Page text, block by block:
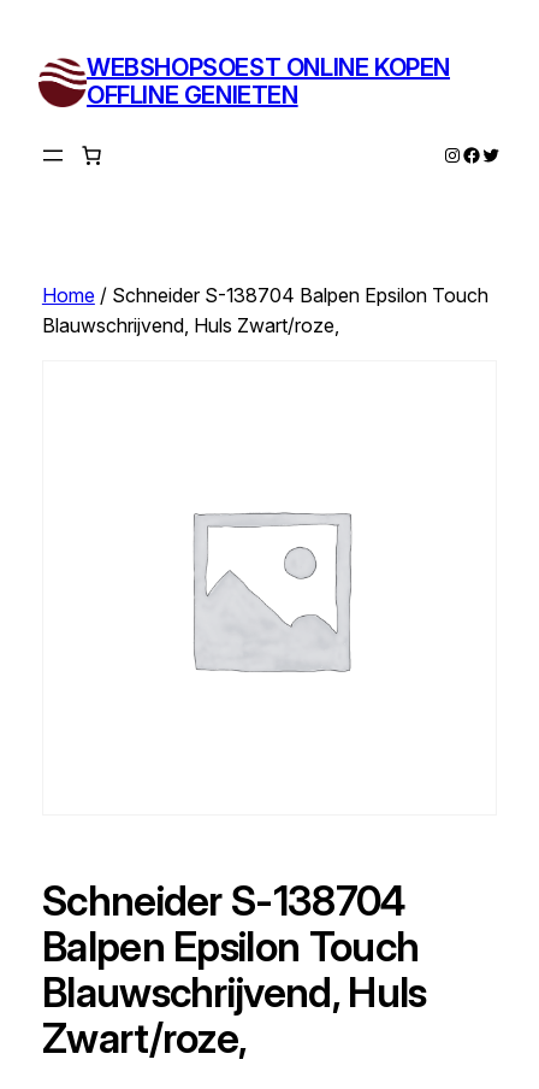
inhoud
WEBSHOPSOEST ONLINE KOPEN
OFFLINE GENIETEN
Instagram
Twitter
Home/ Schneider S-138704 Balpen Epsilon Touch
Blauwschrijvend, Huls Zwart/roze,
Schneider S-138704
Balpen Epsilon Touch
Blauwschrijvend, Huls
Zwart/roze,